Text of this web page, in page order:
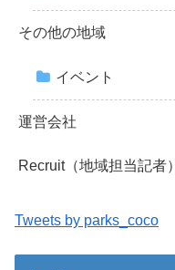
その他の地域
イベント
運営会社
Recruit（地域担当記者）
Tweets by parks_coco